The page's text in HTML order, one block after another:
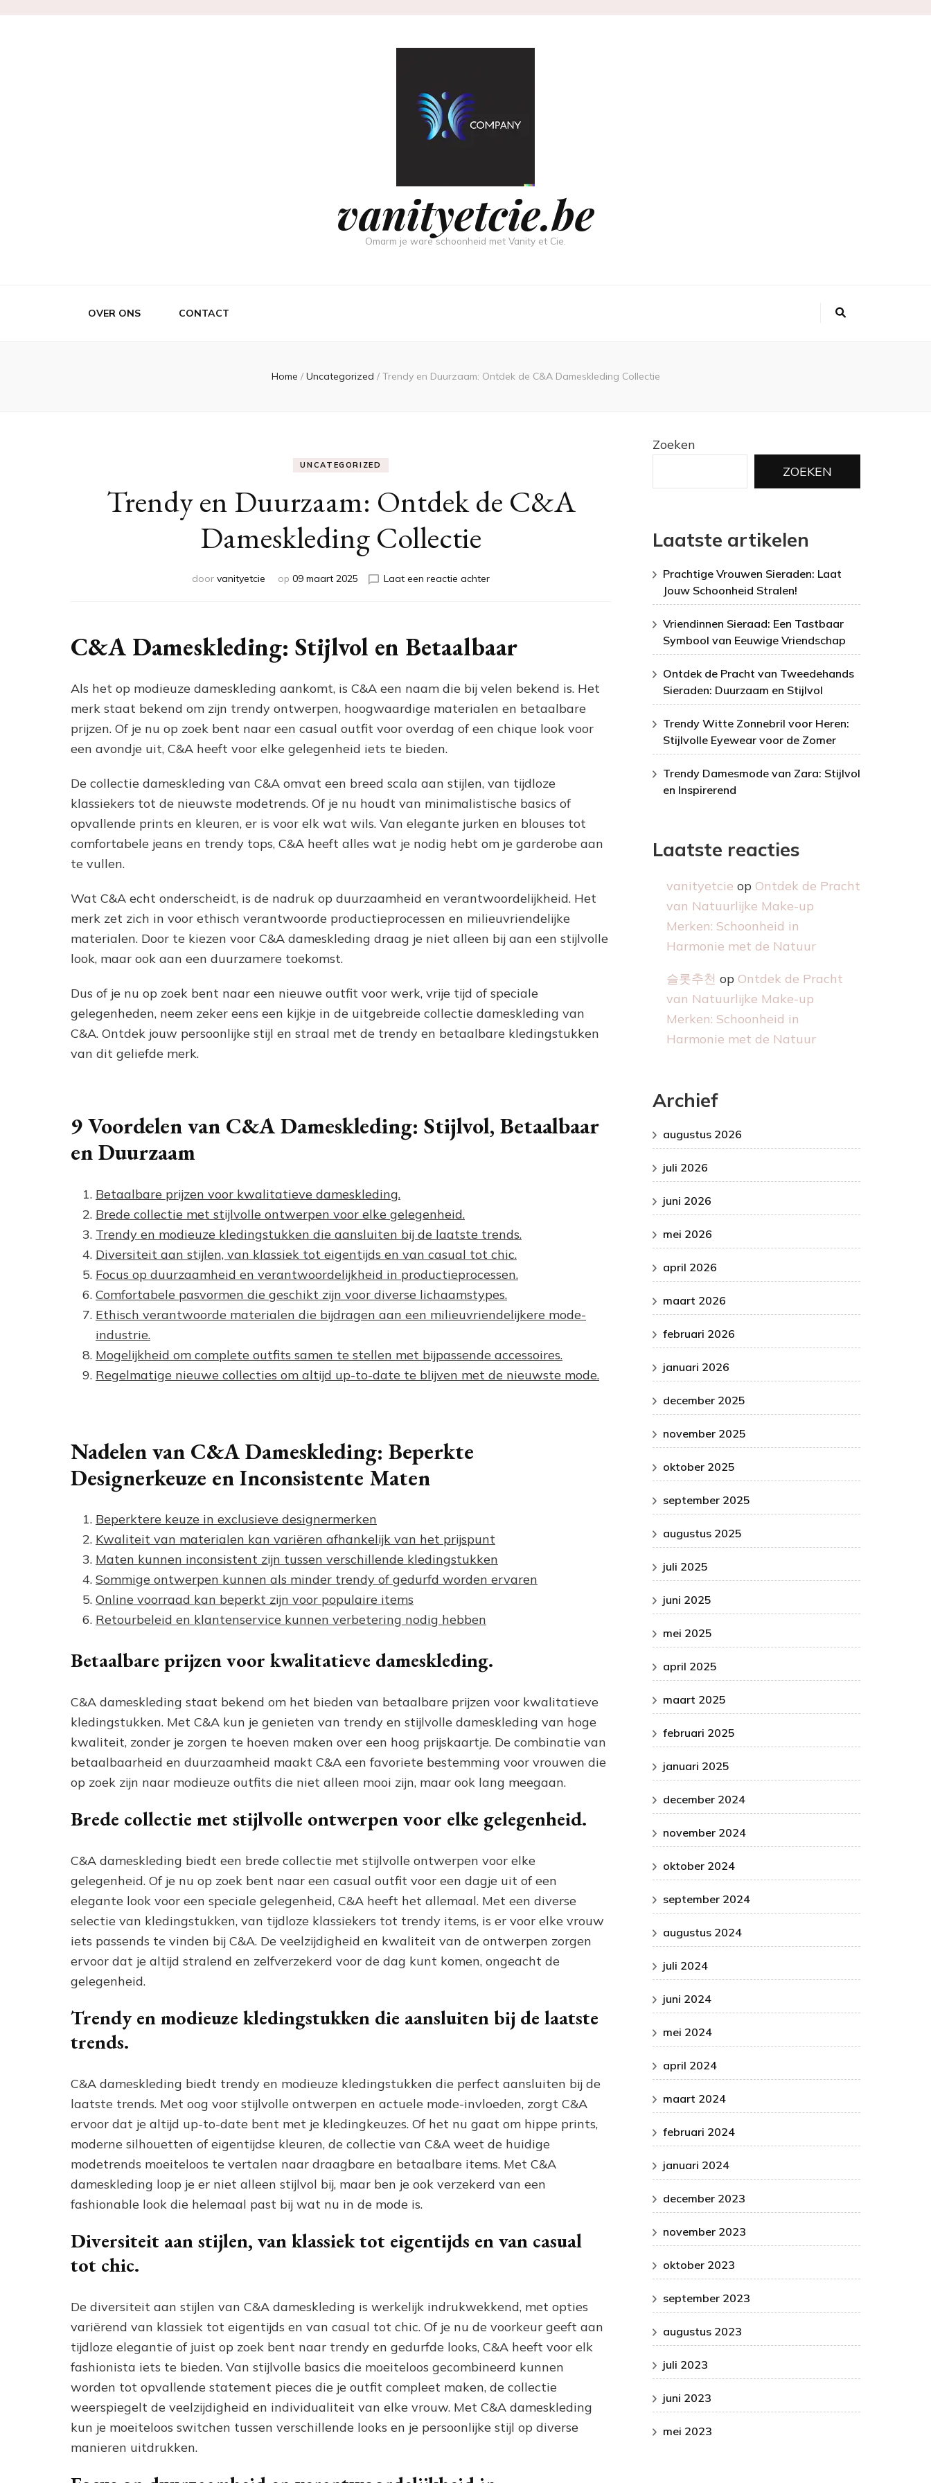
vanityetcie.be
Omarm je ware schoonheid met Vanity et Cie.
OVER ONS CONTACT
Home / Uncategorized / Trendy en Duurzaam: Ontdek de C&A Dameskleding Collectie
UNCATEGORIZED
Trendy en Duurzaam: Ontdek de C&A
Dameskleding Collectie
door vanityetcie op 09 maart 2025 Laat een reactie achterop
de
Collectie
C&A Dameskleding: Stijlvol en Betaalbaar
Als het op modieuze dameskleding aankomt, is C&A een naam die bij velen bekend is. Het
merk staat bekend om zijn trendy ontwerpen, hoogwaardige materialen en betaalbare
prijzen. Of je nu op zoek bent naar een casual outfit voor overdag of een chique look voor
een avondje uit, C&A heeft voor elke gelegenheid iets te bieden.
De collectie dameskleding van C&A omvat een breed scala aan stijlen, van tijdloze
klassiekers tot de nieuwste modetrends. Of je nu houdt van minimalistische basics of
opvallende prints en kleuren, er is voor elk wat wils. Van elegante jurken en blouses tot
comfortabele jeans en trendy tops, C&A heeft alles wat je nodig hebt om je garderobe aan
te vullen.
Wat C&A echt onderscheidt, is de nadruk op duurzaamheid en verantwoordelijkheid. Het
merk zet zich in voor ethisch verantwoorde productieprocessen en milieuvriendelijke
materialen. Door te kiezen voor C&A dameskleding draag je niet alleen bij aan een stijlvolle
look, maar ook aan een duurzamere toekomst.
Dus of je nu op zoek bent naar een nieuwe outfit voor werk, vrije tijd of speciale
gelegenheden, neem zeker eens een kijkje in de uitgebreide collectie dameskleding van
C&A. Ontdek jouw persoonlijke stijl en straal met de trendy en betaalbare kledingstukken
van dit geliefde merk.
9 Voordelen van C&A Dameskleding: Stijlvol, Betaalbaar
en Duurzaam
Betaalbare prijzen voor kwalitatieve dameskleding.
Brede collectie met stijlvolle ontwerpen voor elke gelegenheid.
Trendy en modieuze kledingstukken die aansluiten bij de laatste trends.
Diversiteit aan stijlen, van klassiek tot eigentijds en van casual tot chic.
Focus op duurzaamheid en verantwoordelijkheid in productieprocessen.
Comfortabele pasvormen die geschikt zijn voor diverse lichaamstypes.
Ethisch verantwoorde materialen die bijdragen aan een milieuvriendelijkere mode-
industrie.
Mogelijkheid om complete outfits samen te stellen met bijpassende accessoires.
Regelmatige nieuwe collecties om altijd up-to-date te blijven met de nieuwste mode.
Nadelen van C&A Dameskleding: Beperkte
Designerkeuze en Inconsistente Maten
Beperktere keuze in exclusieve designermerken
Kwaliteit van materialen kan variëren afhankelijk van het prijspunt
Maten kunnen inconsistent zijn tussen verschillende kledingstukken
Sommige ontwerpen kunnen als minder trendy of gedurfd worden ervaren
Online voorraad kan beperkt zijn voor populaire items
Retourbeleid en klantenservice kunnen verbetering nodig hebben
Betaalbare prijzen voor kwalitatieve dameskleding.
C&A dameskleding staat bekend om het bieden van betaalbare prijzen voor kwalitatieve
kledingstukken. Met C&A kun je genieten van trendy en stijlvolle dameskleding van hoge
kwaliteit, zonder je zorgen te hoeven maken over een hoog prijskaartje. De combinatie van
betaalbaarheid en duurzaamheid maakt C&A een favoriete bestemming voor vrouwen die
op zoek zijn naar modieuze outfits die niet alleen mooi zijn, maar ook lang meegaan.
Brede collectie met stijlvolle ontwerpen voor elke gelegenheid.
C&A dameskleding biedt een brede collectie met stijlvolle ontwerpen voor elke
gelegenheid. Of je nu op zoek bent naar een casual outfit voor een dagje uit of een
elegante look voor een speciale gelegenheid, C&A heeft het allemaal. Met een diverse
selectie van kledingstukken, van tijdloze klassiekers tot trendy items, is er voor elke vrouw
iets passends te vinden bij C&A. De veelzijdigheid en kwaliteit van de ontwerpen zorgen
ervoor dat je altijd stralend en zelfverzekerd voor de dag kunt komen, ongeacht de
gelegenheid.
Trendy en modieuze kledingstukken die aansluiten bij de laatste
trends.
C&A dameskleding biedt trendy en modieuze kledingstukken die perfect aansluiten bij de
laatste trends. Met oog voor stijlvolle ontwerpen en actuele mode-invloeden, zorgt C&A
ervoor dat je altijd up-to-date bent met je kledingkeuzes. Of het nu gaat om hippe prints,
moderne silhouetten of eigentijdse kleuren, de collectie van C&A weet de huidige
modetrends moeiteloos te vertalen naar draagbare en betaalbare items. Met C&A
dameskleding loop je er niet alleen stijlvol bij, maar ben je ook verzekerd van een
fashionable look die helemaal past bij wat nu in de mode is.
Diversiteit aan stijlen, van klassiek tot eigentijds en van casual
tot chic.
De diversiteit aan stijlen van C&A dameskleding is werkelijk indrukwekkend, met opties
variërend van klassiek tot eigentijds en van casual tot chic. Of je nu de voorkeur geeft aan
tijdloze elegantie of juist op zoek bent naar trendy en gedurfde looks, C&A heeft voor elk
fashionista iets te bieden. Van stijlvolle basics die moeiteloos gecombineerd kunnen
worden tot opvallende statement pieces die je outfit compleet maken, de collectie
weerspiegelt de veelzijdigheid en individualiteit van elke vrouw. Met C&A dameskleding
kun je moeiteloos switchen tussen verschillende looks en je persoonlijke stijl op diverse
manieren uitdrukken.
Zoeken
ZOEKEN
Laatste artikelen
Prachtige Vrouwen Sieraden: Laat
Jouw Schoonheid Stralen!
Vriendinnen Sieraad: Een Tastbaar
Symbool van Eeuwige Vriendschap
Ontdek de Pracht van Tweedehands
Sieraden: Duurzaam en Stijlvol
Trendy Witte Zonnebril voor Heren:
Stijlvolle Eyewear voor de Zomer
Trendy Damesmode van Zara: Stijlvol
en Inspirerend
Laatste reacties
vanityetcie op Ontdek de Pracht
van Natuurlijke Make-up
Merken: Schoonheid in
Harmonie met de Natuur
슬롯추천 op Ontdek de Pracht
van Natuurlijke Make-up
Merken: Schoonheid in
Harmonie met de Natuur
Archief
augustus 2026
juli 2026
juni 2026
mei 2026
april 2026
maart 2026
februari 2026
januari 2026
december 2025
november 2025
oktober 2025
september 2025
augustus 2025
juli 2025
juni 2025
mei 2025
april 2025
maart 2025
februari 2025
januari 2025
december 2024
november 2024
oktober 2024
september 2024
augustus 2024
juli 2024
juni 2024
mei 2024
april 2024
maart 2024
februari 2024
januari 2024
december 2023
november 2023
oktober 2023
september 2023
augustus 2023
juli 2023
juni 2023
mei 2023